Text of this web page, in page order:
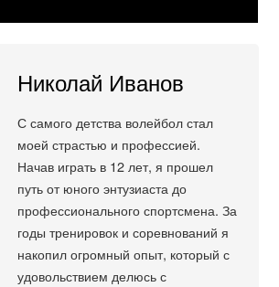
Николай Иванов
С самого детства волейбол стал
моей страстью и профессией.
Начав играть в 12 лет, я прошел
путь от юного энтузиаста до
профессионального спортсмена. За
годы тренировок и соревнований я
накопил огромный опыт, который с
удовольствием делюсь с